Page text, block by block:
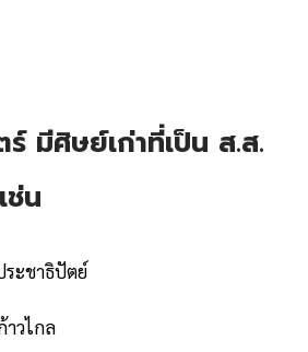
มีศิษย์เก่าที่เป็น ส.ส.
ช่น
ะชาธิปัตย์
าวไกล